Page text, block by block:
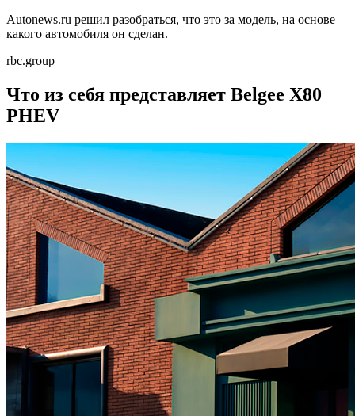
Autonews.ru решил разобраться, что это за модель, на основе
какого автомобиля он сделан.
rbc.group
Что из себя представляет Belgee X80
PHEV